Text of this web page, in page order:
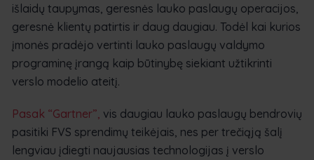
išlaidų taupymas, geresnės lauko paslaugų operacijos,
geresnė klientų patirtis ir daug daugiau. Todėl kai kurios
įmonės pradėjo vertinti lauko paslaugų valdymo
programinę įrangą kaip būtinybę siekiant užtikrinti
verslo modelio ateitį.
Pasak “Gartner”, vis daugiau lauko paslaugų bendrovių
pasitiki FVS sprendimų teikėjais, nes per trečiąją šalį
lengviau įdiegti naujausias technologijas į verslo